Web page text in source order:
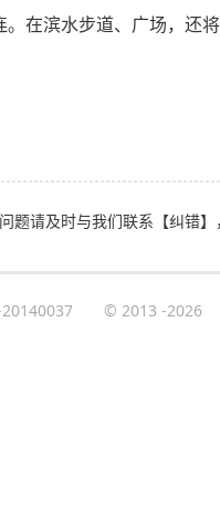
在滨水步道、广场，还
题请及时与我们联系 【纠错】
© 2013 -2026